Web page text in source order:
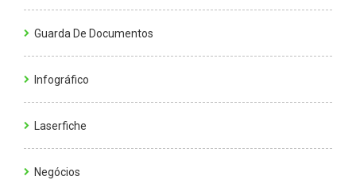
Guarda De Documentos
Infográfico
Laserfiche
Negócios